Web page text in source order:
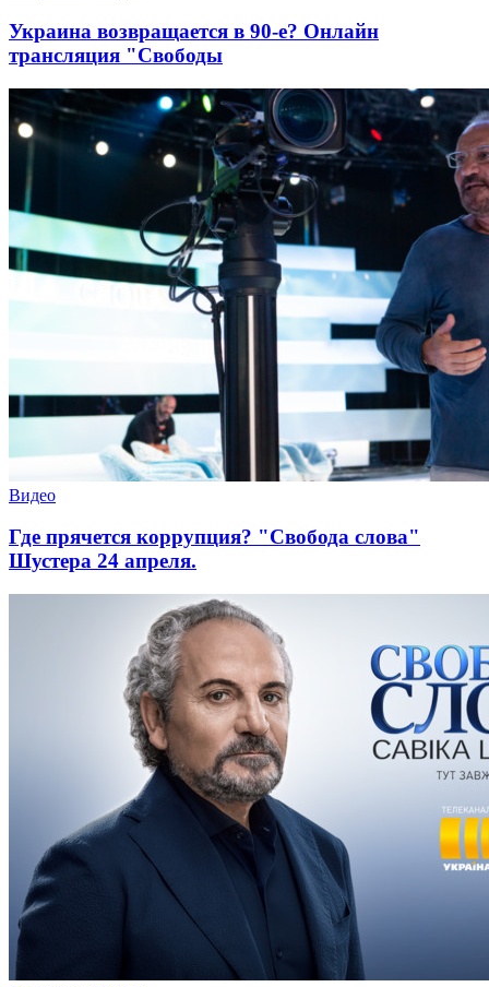
Украина возвращается в 90-е? Онлайн
трансляция "Свободы
Видео
Где прячется коррупция? "Свобода слова"
Шустера 24 апреля.